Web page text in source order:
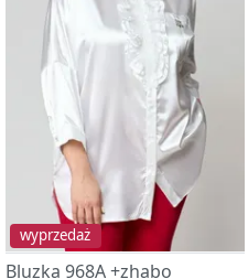
wyprzedaż
Bluzka 968A +zhabo